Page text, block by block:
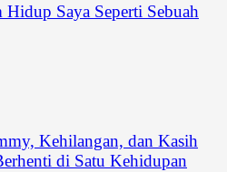
Saya Seperti Sebuah
Kehilangan, dan Kasih
di Satu Kehidupan